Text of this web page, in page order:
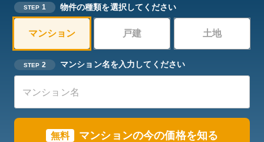
STEP 1 物件の種類を選択してください
マンション 戸建 土地
STEP 2 マンション名を入力してください
無料 マンションの今の価格を知る